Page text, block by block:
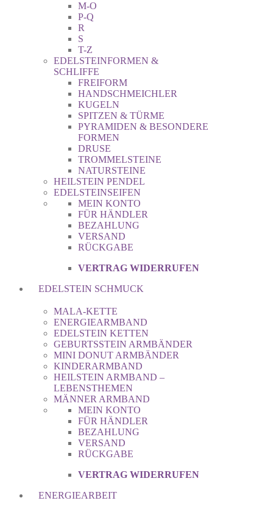
M-O
P-Q
R
S
T-Z
EDELSTEINFORMEN &
SCHLIFFE
FREIFORM
HANDSCHMEICHLER
KUGELN
SPITZEN & TÜRME
PYRAMIDEN & BESONDERE
FORMEN
DRUSE
TROMMELSTEINE
NATURSTEINE
HEILSTEIN PENDEL
EDELSTEINSEIFEN
MEIN KONTO
FÜR HÄNDLER
BEZAHLUNG
VERSAND
RÜCKGABE
VERTRAG WIDERRUFEN
EDELSTEIN SCHMUCK
MALA-KETTE
ENERGIEARMBAND
EDELSTEIN KETTEN
GEBURTSSTEIN ARMBÄNDER
MINI DONUT ARMBÄNDER
KINDERARMBAND
HEILSTEIN ARMBAND –
LEBENSTHEMEN
MÄNNER ARMBAND
MEIN KONTO
FÜR HÄNDLER
BEZAHLUNG
VERSAND
RÜCKGABE
VERTRAG WIDERRUFEN
ENERGIEARBEIT